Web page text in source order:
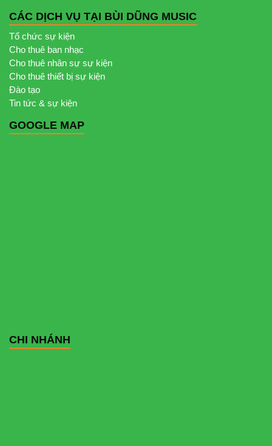
CÁC DỊCH VỤ TẠI BÙI DŨNG MUSIC
Tổ chức sự kiện
Cho thuê ban nhạc
Cho thuê nhân sự sự kiện
Cho thuê thiết bị sự kiện
Đào tạo
Tin tức & sự kiện
GOOGLE MAP
CHI NHÁNH